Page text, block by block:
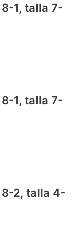
1, talla 7-
1, talla 7-
2, talla 4-